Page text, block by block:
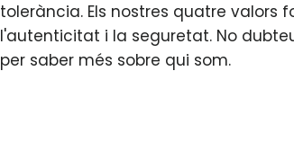
tolerància. Els nostres quatre valors
l'autenticitat i la seguretat. No
per saber més sobre qui som.